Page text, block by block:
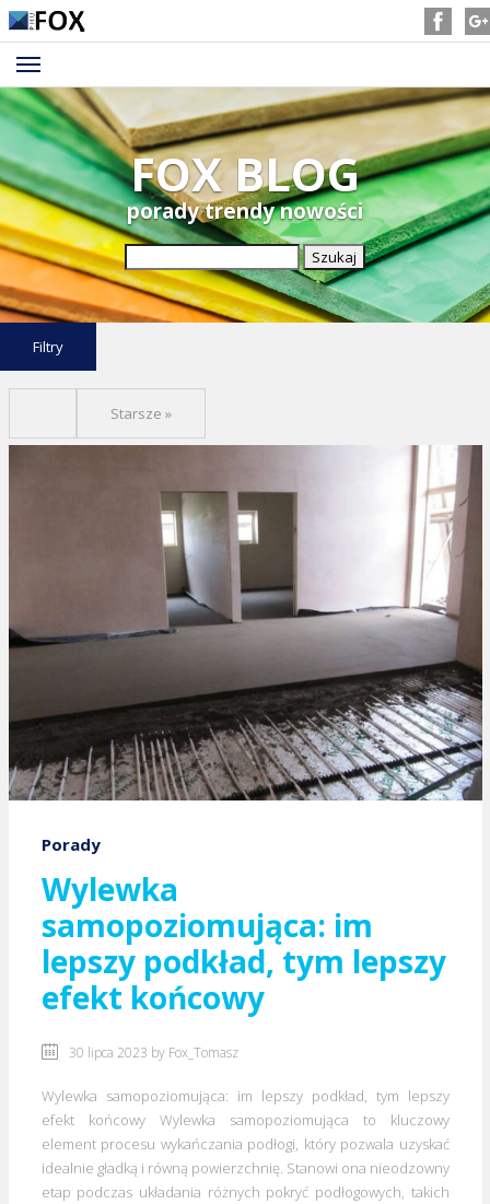
FOX BLOG
porady trendy nowości
Filtry
Starsze »
Porady
Wylewka
samopoziomująca: im
lepszy podkład, tym lepszy
efekt końcowy
30 lipca 2023 by Fox_Tomasz
Wylewka samopoziomująca: im lepszy podkład, tym lepszy
efekt końcowy Wylewka samopoziomująca to kluczowy
element procesu wykańczania podłogi, który pozwala uzyskać
idealnie gładką i równą powierzchnię. Stanowi ona nieodzowny
etap podczas układania różnych pokryć podłogowych, takich